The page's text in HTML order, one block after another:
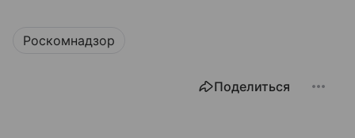
Роскомнадзор
Поделиться